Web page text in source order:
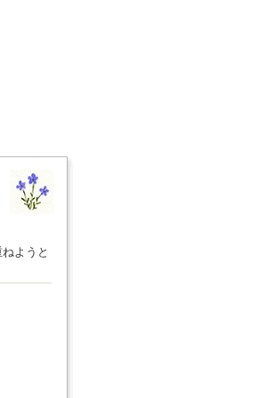
ようと